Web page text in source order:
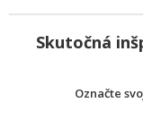
Skutočná
Označte